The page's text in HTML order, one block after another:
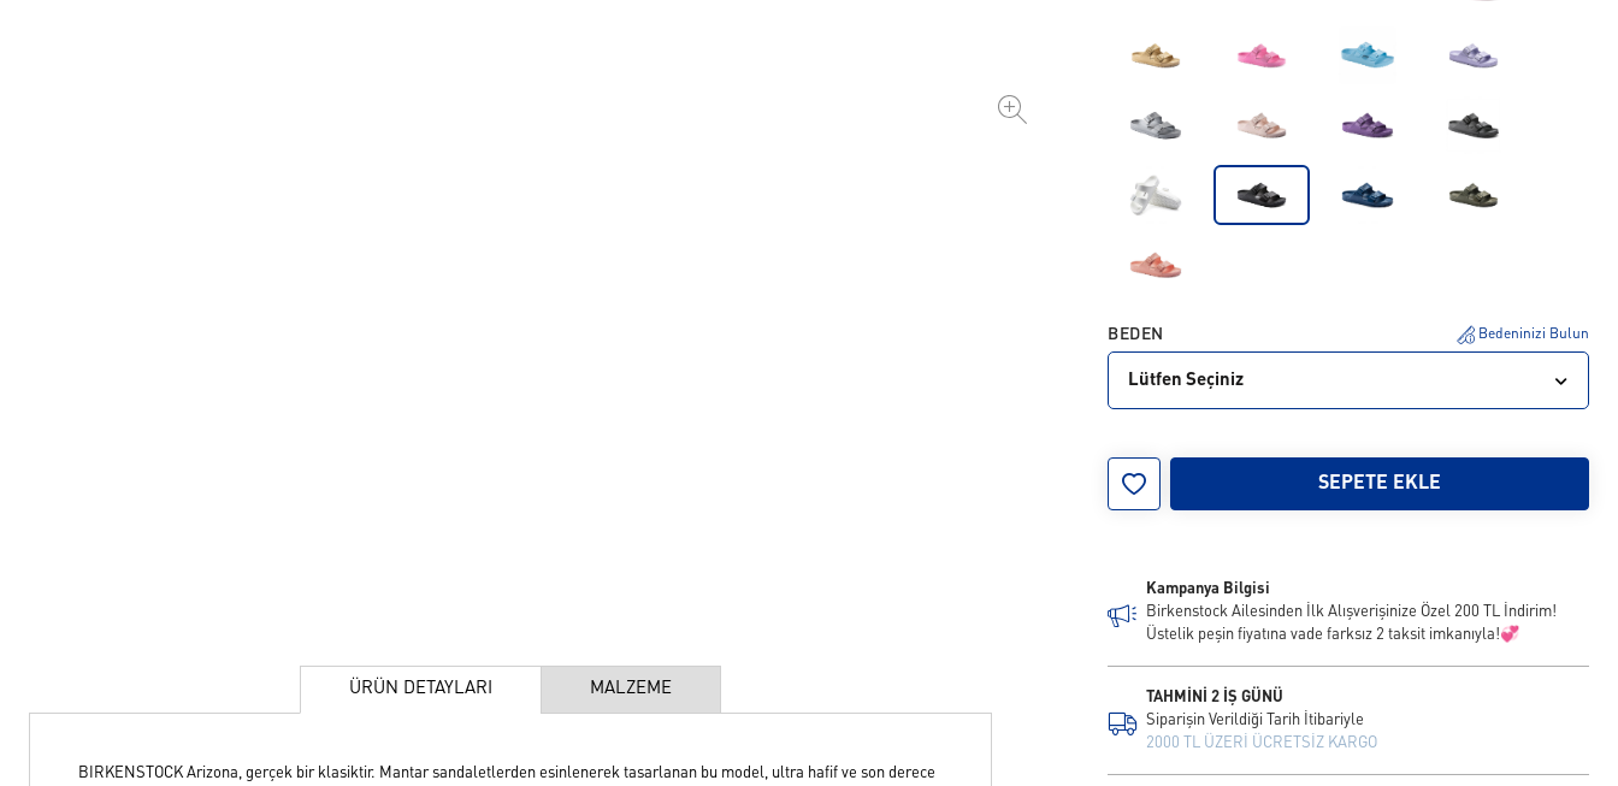
ÜRÜN DETAYLARI MALZEME
BIRKENSTOCK Arizona, gerçek bir klasiktir. Mantar sandaletlerden esinlenerek tasarlanan bu model, ultra hafif ve son derece
BEDEN Bedeninizi Bulun
Lütfen Seçiniz
43
SEPETE EKLE
Kampanya Bilgisi
Birkenstock Ailesinden İlk Alışverişinize Özel 200 TL İndirim!
Üstelik peşin fiyatına vade farksız 2 taksit imkanıyla!💞
TAHMİNİ 2 İŞ GÜNÜ
Siparişin Verildiği Tarih İtibariyle
2000 TL ÜZERİ ÜCRETSİZ KARGO